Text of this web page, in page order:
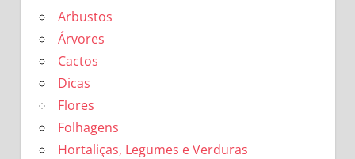
Arbustos
Árvores
Cactos
Dicas
Flores
Folhagens
Hortaliças, Legumes e Verduras